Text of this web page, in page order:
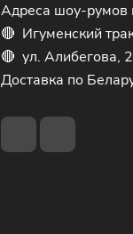
Адреса шоу-румов
🔴 Игуменский
🔴 ул. Алибегова,
Доставка по